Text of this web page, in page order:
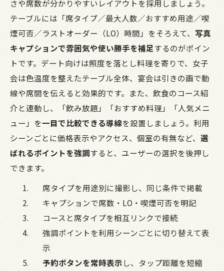
さや席数が分かりやすいレイアウトを採用しましょう。
テーブルには「席タイプ／最大人数／おすすめ用途／喫
煙可否／ラストオーダー（LO）時間」をそろえて、 写真
キャプションで雰囲気や使い勝手を補足するのがポイン
トです。デート向けは照度を落とし料理を寄りで、女子
会は色温度を整えたテーブル全体、宴会は引きの画で動
線や席間を伝えると効果的です。また、飲食のコース紹
介と連動し、「飲み放題」「おすすめ料理」「人気メニ
ュー」を一目で比較できる導線を設置しましょう。利用
シーンごとに価格表示やアクセス、個室の有無など、 選
ばれるポイントを強調すると、ユーザーの選択を後押し
できます。
席タイプを用途別に撮影し、同じ条件で掲載
キャプションで席数・LO・喫煙可否を明記
コースと席タイプを相互リンクで接続
強調ポイントを利用シーンごとに切り替えて表
示
予約ボタンを常時表示し、タップ距離を短縮